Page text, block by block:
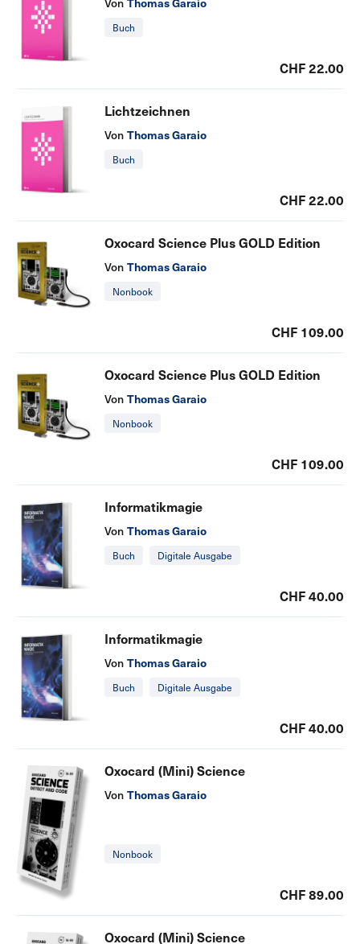
Von
Buch
CHF 22.00
Lichtzeichnen
Von Thomas Garaio
Buch
CHF 22.00
Oxocard Science Plus GOLD Edition
Von Thomas Garaio
Nonbook
CHF 109.00
Oxocard Science Plus GOLD Edition
Von Thomas Garaio
Nonbook
CHF 109.00
Informatikmagie
Von Thomas Garaio
Buch Digitale Ausgabe
CHF 40.00
Informatikmagie
Von Thomas Garaio
Buch Digitale Ausgabe
CHF 40.00
Oxocard (Mini) Science
Von Thomas Garaio
Nonbook
CHF 89.00
Oxocard (Mini) Science